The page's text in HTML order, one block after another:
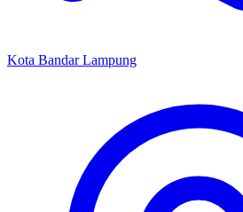
Kota Bandar Lampung